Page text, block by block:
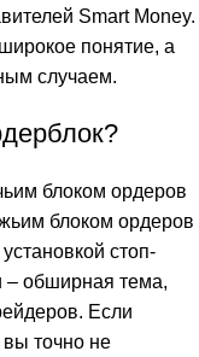
Smart Money.
понятие, а
случаем.
блоком ордеров
блоком ордеров
стоп-
обширная тема,
Если
вы точно не